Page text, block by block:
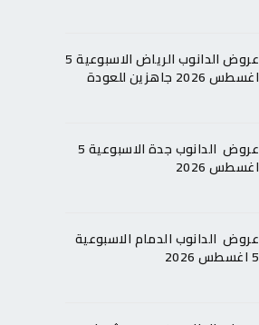
عروض الدانوب الرياض الاسبوعية 5
اغسطس 2026 جاهزين للعودة
عروض الدانوب جدة الاسبوعية 5
اغسطس 2026
عروض الدانوب الدمام الاسبوعية
5 اغسطس 2026